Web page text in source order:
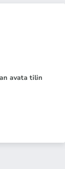
avata tilin